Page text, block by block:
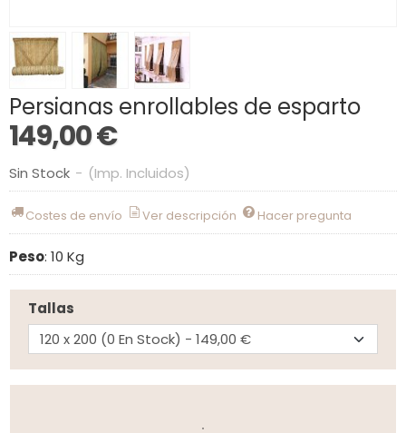
Persianas enrollables de esparto
149,00 €
Sin Stock - (Imp. Incluidos)
Costes de envío Ver descripción Hacer pregunta
Peso: 10 Kg
Tallas